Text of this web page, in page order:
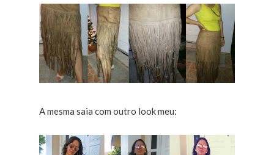
A mesma saia com outro look meu: